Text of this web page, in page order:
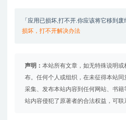
「应用已损坏,打不开.你应该将它移到
损坏，打不开解决办法
声明： 本站所有文章，如无特殊说明
布。任何个人或组织，在未征得本站同
采集、发布本站内容到任何网站、书
站内容侵犯了原著者的合法权益，可联